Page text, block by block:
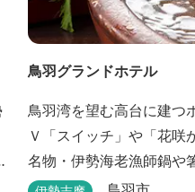
鳥羽グランドホテル
鳥羽湾を望む高台に建つ
Ｖ「スイッチ」や「花咲
名物・伊勢海老漁師鍋や
等を、会席料理では新鮮